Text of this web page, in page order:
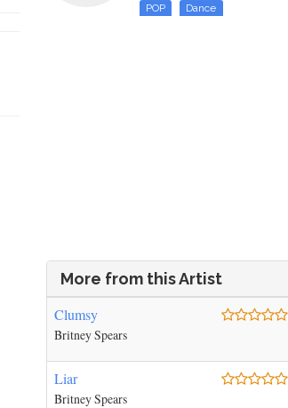
POP Dance
More from this Artist
Clumsy
Britney Spears
Liar
Britney Spears